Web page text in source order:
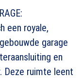
een royale,
garage
en
Deze ruimte leent